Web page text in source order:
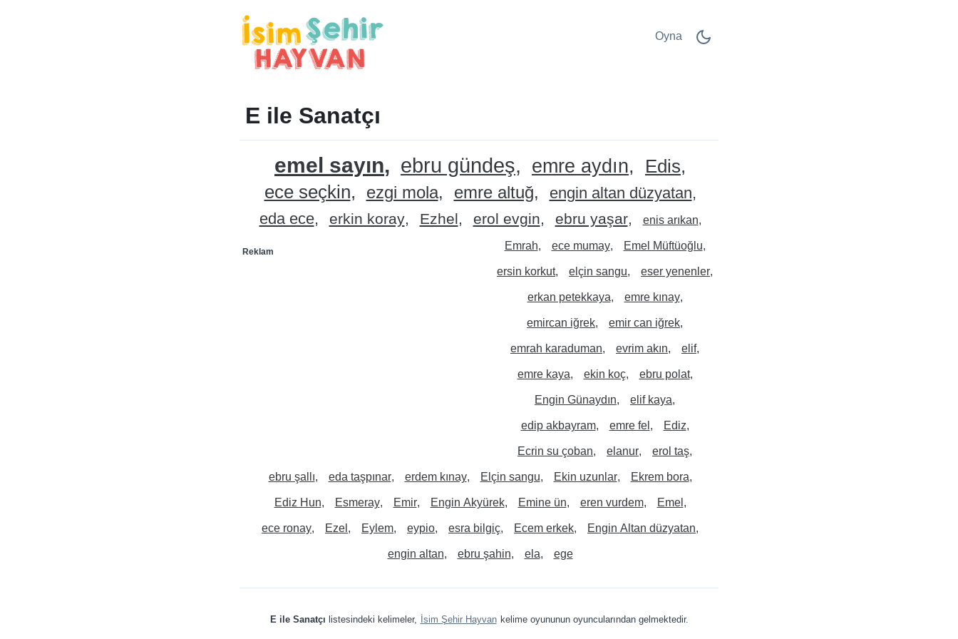
Oyna
E ile Sanatçı
emel sayın ebru gündeş emre aydın
Edis
ece seçkin
ezgi mola emre altuğ
engin altan düzyatan
eda ece
erkin koray Ezhel erol evgin ebru yaşar enis arıkan
Emrah
Reklam ece mumay Emel Müftüoğlu
ersin korkut elçin sangu eser yenenler
erkan petekkaya emre kınay
emircan iğrek emir can iğrek
emrah karaduman evrim akın elif
emre kaya ekin koç ebru polat
Engin Günaydın elif kaya
edip akbayram emre fel Ediz
Ecrin su çoban elanur erol taş
ebru şallı eda taşpınar erdem kınay Elçin sangu Ekin uzunlar Ekrem bora
Ediz Hun Esmeray Emir Engin Akyürek Emine ün eren vurdem Emel
ece ronay Ezel Eylem eypio esra bilgiç Ecem erkek Engin Altan düzyatan
engin altan ebru şahin ela ege
E ile Sanatçı listesindeki kelimeler, İsim Şehir Hayvan kelime oyununun oyuncularından gelmektedir.